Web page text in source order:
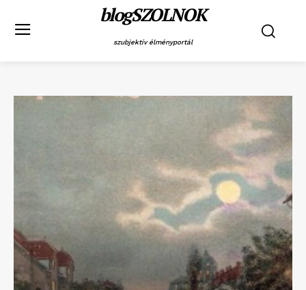
blogSZOLNOK
szubjektív élményportál